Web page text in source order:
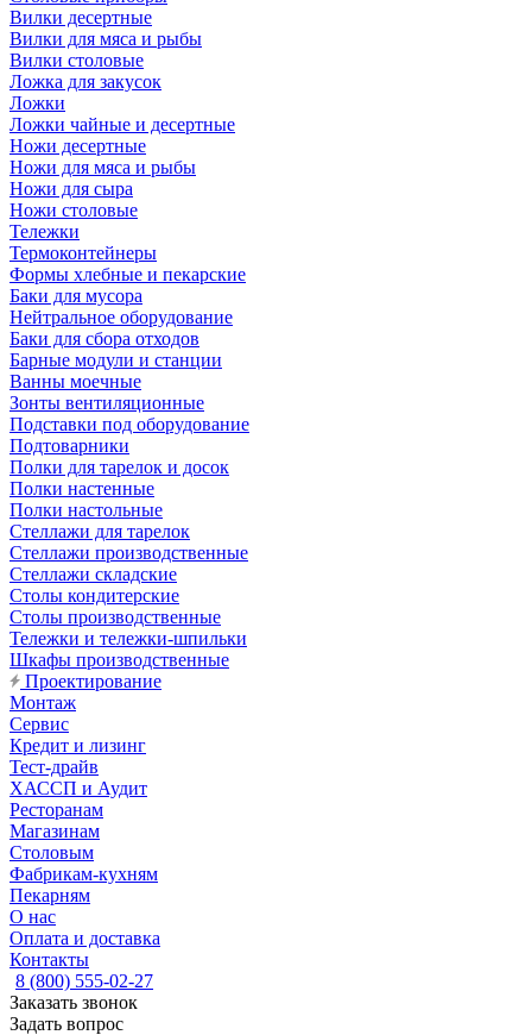
Вилки десертные
Вилки для мяса и рыбы
Вилки столовые
Ложка для закусок
Ложки
Ложки чайные и десертные
Ножи десертные
Ножи для мяса и рыбы
Ножи для сыра
Ножи столовые
Тележки
Термоконтейнеры
Формы хлебные и пекарские
Баки для мусора
Нейтральное оборудование
Баки для сбора отходов
Барные модули и станции
Ванны моечные
Зонты вентиляционные
Подставки под оборудование
Подтоварники
Полки для тарелок и досок
Полки настенные
Полки настольные
Стеллажи для тарелок
Стеллажи производственные
Стеллажи складские
Столы кондитерские
Столы производственные
Тележки и тележки-шпильки
Шкафы производственные
Проектирование
Монтаж
Сервис
Кредит и лизинг
Тест-драйв
ХАССП и Аудит
Ресторанам
Магазинам
Столовым
Фабрикам-кухням
Пекарням
О нас
Оплата и доставка
Контакты
8 (800) 555-02-27
Заказать звонок
Задать вопрос